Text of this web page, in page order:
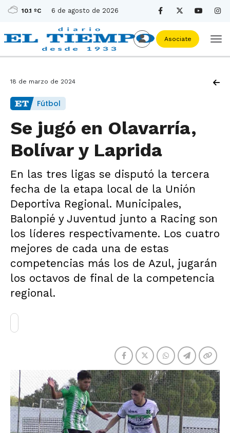
10.1 ºC 6 de agosto de 2026
Asociate
18 de marzo de 2024
Fútbol
Se jugó en Olavarría,
Bolívar y Laprida
En las tres ligas se disputó la tercera
fecha de la etapa local de la Unión
Deportiva Regional. Municipales,
Balonpié y Juventud junto a Racing son
los líderes respectivamente. Los cuatro
mejores de cada una de estas
competencias más los de Azul, jugarán
los octavos de final de la competencia
regional.